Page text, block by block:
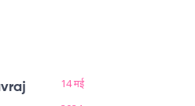
14 मई